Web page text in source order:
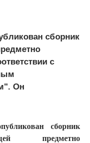
сборник
с
Он
сборник
предметно